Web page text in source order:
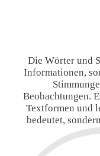
Die Wörter und
Informationen,
Beobachtungen.
Textformen und
bedeutet,